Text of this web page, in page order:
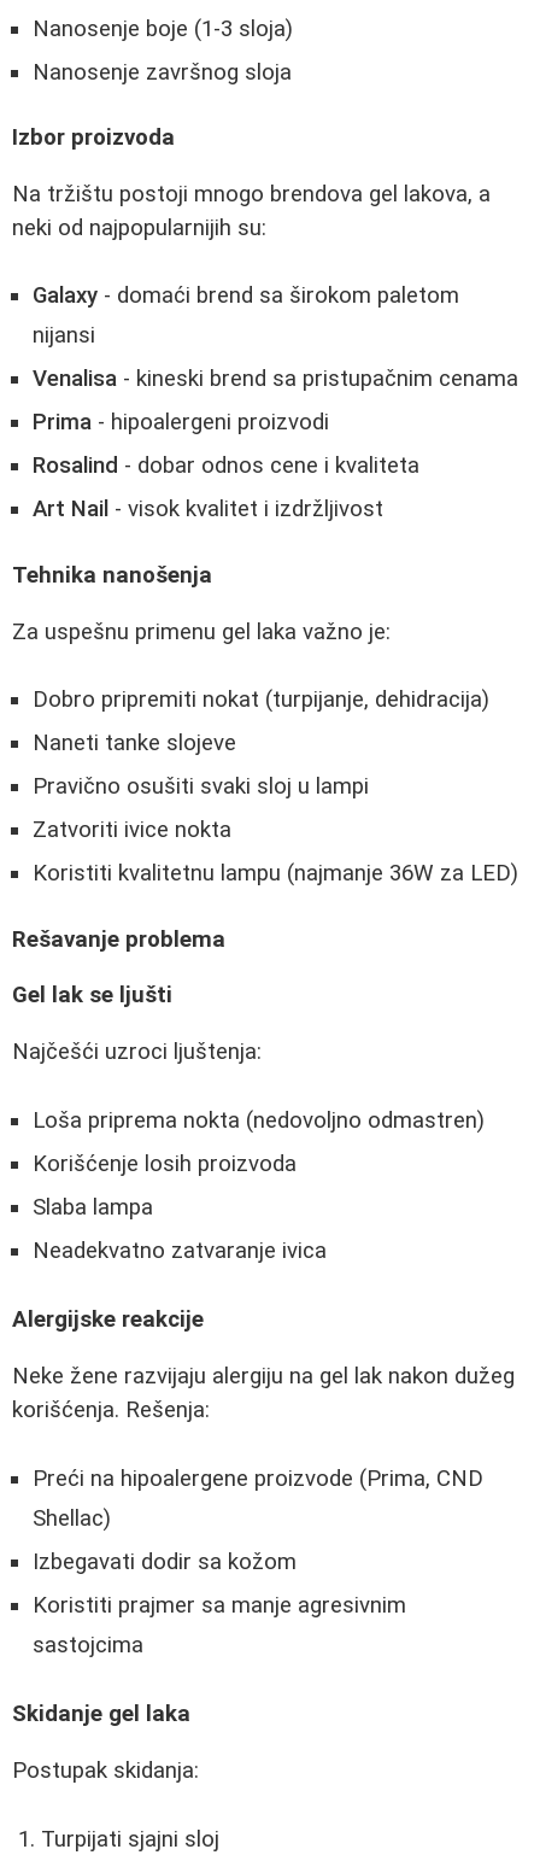
Nanosenje boje (1-3 sloja)
Nanosenje završnog sloja
Izbor proizvoda
Na tržištu postoji mnogo brendova gel lakova, a
neki od najpopularnijih su:
Galaxy - domaći brend sa širokom paletom
nijansi
Venalisa - kineski brend sa pristupačnim cenama
Prima - hipoalergeni proizvodi
Rosalind - dobar odnos cene i kvaliteta
Art Nail - visok kvalitet i izdržljivost
Tehnika nanošenja
Za uspešnu primenu gel laka važno je:
Dobro pripremiti nokat (turpijanje, dehidracija)
Naneti tanke slojeve
Pravično osušiti svaki sloj u lampi
Zatvoriti ivice nokta
Koristiti kvalitetnu lampu (najmanje 36W za LED)
Rešavanje problema
Gel lak se ljušti
Najčešći uzroci ljuštenja:
Loša priprema nokta (nedovoljno odmastren)
Korišćenje losih proizvoda
Slaba lampa
Neadekvatno zatvaranje ivica
Alergijske reakcije
Neke žene razvijaju alergiju na gel lak nakon dužeg
korišćenja. Rešenja:
Preći na hipoalergene proizvode (Prima, CND
Shellac)
Izbegavati dodir sa kožom
Koristiti prajmer sa manje agresivnim
sastojcima
Skidanje gel laka
Postupak skidanja:
Turpijati sjajni sloj